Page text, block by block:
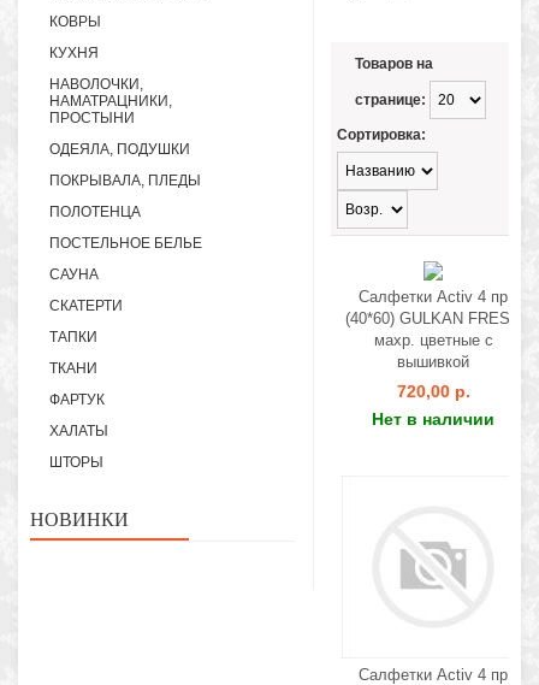
КОВРЫ
КУХНЯ
НАВОЛОЧКИ,
НАМАТРАЦНИКИ,
ПРОСТЫНИ
ОДЕЯЛА, ПОДУШКИ
ПОКРЫВАЛА, ПЛЕДЫ
ПОЛОТЕНЦА
ПОСТЕЛЬНОЕ БЕЛЬЕ
САУНА
СКАТЕРТИ
ТАПКИ
ТКАНИ
ФАРТУК
ХАЛАТЫ
ШТОРЫ
НОВИНКИ
Товаров на
странице:
Сортировка:
Салфетки Activ 4 пр
(40*60) GULKAN FRESH
махр. цветные с
вышивкой
720,00 р.
Нет в наличии
Салфетки Activ 4 пр